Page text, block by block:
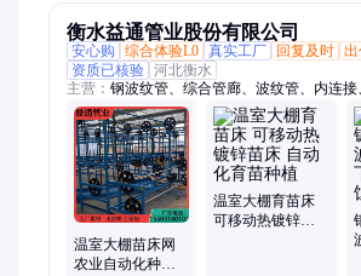
衡水益通管业股份有限公司
安心购
综合体验L0 真实工厂 回复及时 出
资质已核验 河北衡水
主营： 钢波纹管、综合管廊、波纹管、内连
管、涵管
温室大棚苗床网
农业自动化种植
温室大棚育苗床
可移动热镀锌苗